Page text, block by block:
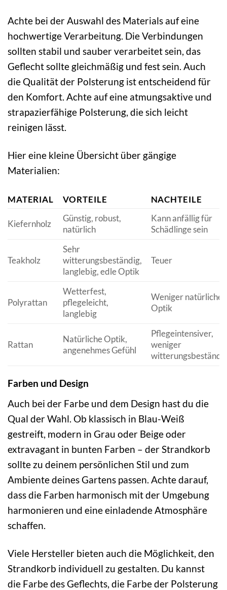
Achte bei der Auswahl des Materials auf eine
hochwertige Verarbeitung. Die Verbindungen
sollten stabil und sauber verarbeitet sein, das
Geflecht sollte gleichmäßig und fest sein. Auch
die Qualität der Polsterung ist entscheidend für
den Komfort. Achte auf eine atmungsaktive und
strapazierfähige Polsterung, die sich leicht
reinigen lässt.
Hier eine kleine Übersicht über gängige
Materialien:
MATERIAL VORTEILE NACHTEILE
Kiefernholz
Günstig, robust,
natürlich
Kann anfällig für
Schädlinge sein
Teakholz
Sehr
witterungsbeständig,
langlebig, edle Optik
Teuer
Polyrattan
Wetterfest,
pflegeleicht,
langlebig
Weniger natürliche
Optik
Rattan
Natürliche Optik,
angenehmes Gefühl
Pflegeintensiver,
weniger
Farben und Design
Auch bei der Farbe und dem Design hast du die
Qual der Wahl. Ob klassisch in Blau-Weiß
gestreift, modern in Grau oder Beige oder
extravagant in bunten Farben – der Strandkorb
sollte zu deinem persönlichen Stil und zum
Ambiente deines Gartens passen. Achte darauf,
dass die Farben harmonisch mit der Umgebung
harmonieren und eine einladende Atmosphäre
schaffen.
Viele Hersteller bieten auch die Möglichkeit, den
Strandkorb individuell zu gestalten. Du kannst
die Farbe des Geflechts, die Farbe der Polsterung